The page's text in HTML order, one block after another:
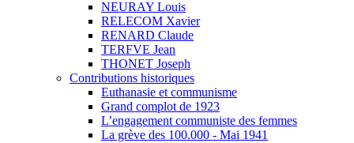
NEURAY Louis
RELECOM Xavier
RENARD Claude
TERFVE Jean
THONET Joseph
Contributions historiques
Euthanasie et communisme
Grand complot de 1923
L’engagement communiste des femmes
La grève des 100.000 - Mai 1941